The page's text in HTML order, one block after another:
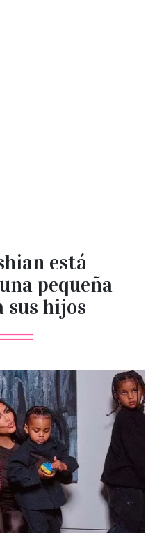
está
pequeña
sus hijos